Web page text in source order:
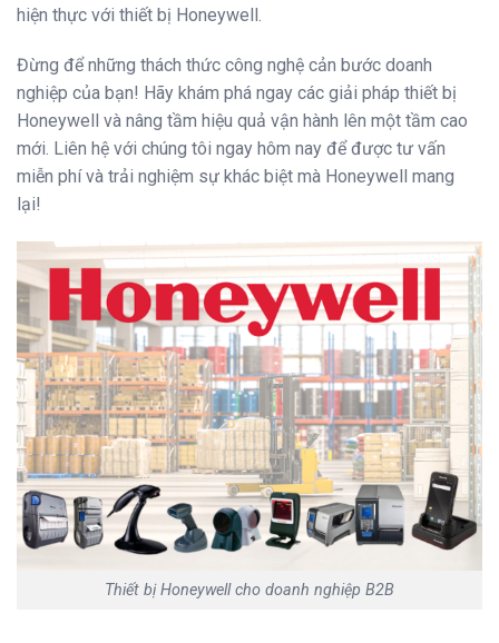
hiện thực với thiết bị Honeywell.
Đừng để những thách thức công nghệ cản bước doanh
nghiệp của bạn! Hãy khám phá ngay các giải pháp thiết bị
Honeywell và nâng tầm hiệu quả vận hành lên một tầm cao
mới. Liên hệ với chúng tôi ngay hôm nay để được tư vấn
miễn phí và trải nghiệm sự khác biệt mà Honeywell mang
lại!
Thiết bị Honeywell cho doanh nghiệp B2B